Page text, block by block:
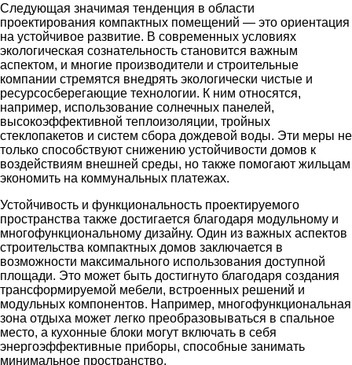
Следующая значимая тенденция в области
проектирования компактных помещений — это ориентация
на устойчивое развитие. В современных условиях
экологическая сознательность становится важным
аспектом, и многие производители и строительные
компании стремятся внедрять экологически чистые и
ресурсосберегающие технологии. К ним относятся,
например, использование солнечных панелей,
высокоэффективной теплоизоляции, тройных
стеклопакетов и систем сбора дождевой воды. Эти меры не
только способствуют снижению устойчивости домов к
воздействиям внешней среды, но также помогают жильцам
экономить на коммунальных платежах.
Устойчивость и функциональность проектируемого
пространства также достигается благодаря модульному и
многофункциональному дизайну. Один из важных аспектов
строительства компактных домов заключается в
возможности максимального использования доступной
площади. Это может быть достигнуто благодаря создания
трансформируемой мебели, встроенных решений и
модульных компонентов. Например, многофункциональная
зона отдыха может легко преобразовываться в спальное
место, а кухонные блоки могут включать в себя
энергоэффективные приборы, способные занимать
минимальное пространство.